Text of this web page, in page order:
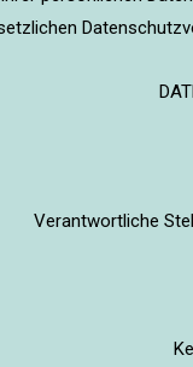
Verantwortliche